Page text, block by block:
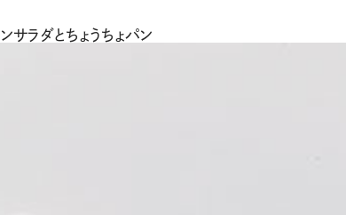
ラダとちょうちょパン